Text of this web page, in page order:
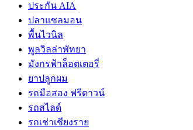
ประกัน AIA
ปลาแซลมอน
พื้นไวนิล
พูลวิลล่าพัทยา
มังกรฟ้าล็อตเตอรี่
ยาปลูกผม
รถมือสอง ฟรีดาวน์
รถสไลด์
รถเช่าเชียงราย